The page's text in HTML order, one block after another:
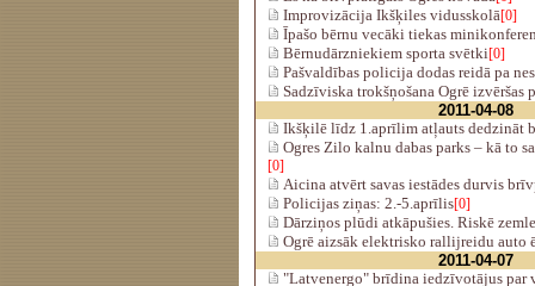
Improvizācija Ikšķiles vidusskolā[0]
Īpašo bērnu vecāki tiekas
Bērnudārzniekiem sporta svētki[0]
Pašvaldības policija dodas reidā pa
Sadzīviska trokšņošana Ogrē izvēršas
2011-04-08
Ikšķilē līdz 1.aprīlim atļauts dedzināt
Ogres Zilo kalnu dabas parks – kā to
[0]
Aicina atvērt savas iestādes durvis
Policijas ziņas: 2.-5.aprīlis[0]
Dārziņos plūdi atkāpušies. Riskē
Ogrē aizsāk elektrisko rallijreidu auto
2011-04-07
"Latvenergo" brīdina iedzīvotājus par